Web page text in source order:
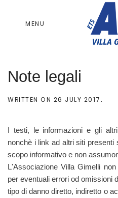
MENU
Note legali
WRITTEN ON 26 JULY 2017.
I testi, le informazioni e gli
nonchè i link ad altri siti
scopo informativo e non
L'Associazione Villa Gimelli
per eventuali errori od omissioni
tipo di danno diretto, indiretto o